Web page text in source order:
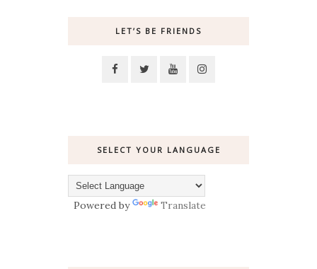
LET’S BE FRIENDS
SELECT YOUR LANGUAGE
Powered by Translate